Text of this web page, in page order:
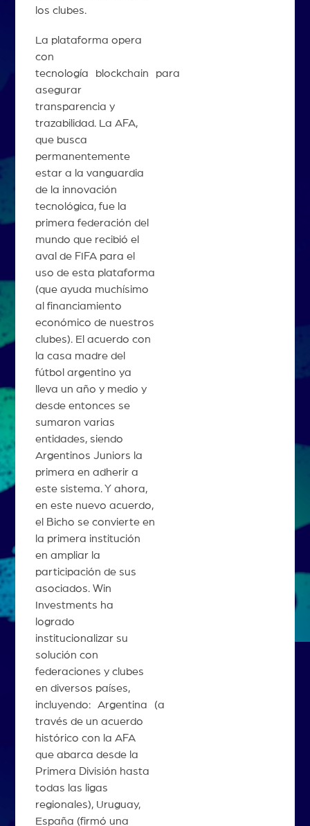
los clubes.
La plataforma opera
con
tecnología blockchain para
asegurar
transparencia y
trazabilidad. La AFA,
que busca
permanentemente
estar a la vanguardia
de la innovación
tecnológica, fue la
primera federación del
mundo que recibió el
aval de FIFA para el
uso de esta plataforma
(que ayuda muchísimo
al financiamiento
económico de nuestros
clubes). El acuerdo con
la casa madre del
fútbol argentino ya
lleva un año y medio y
desde entonces se
sumaron varias
entidades, siendo
Argentinos Juniors la
primera en adherir a
este sistema. Y ahora,
en este nuevo acuerdo,
el Bicho se convierte en
la primera institución
en ampliar la
participación de sus
asociados. Win
Investments ha
logrado
institucionalizar su
solución con
federaciones y clubes
en diversos países,
incluyendo: Argentina (a
través de un acuerdo
histórico con la AFA
que abarca desde la
Primera División hasta
todas las ligas
regionales), Uruguay,
España (firmó una